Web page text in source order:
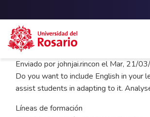
Pasar al contenido principal
Enviado por johnjai.rincon elMar, 21/
Do you want to include English in your
assist students in adapting to it.
Líneas de formación